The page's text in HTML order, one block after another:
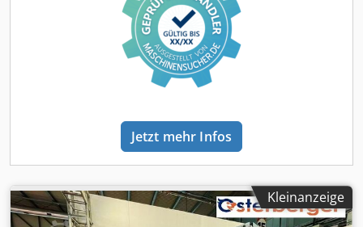
gereinigt und funktionsgeprueft. • Alle Maschinen werden
gekauft wie besichtigt ohne jeglichen Anspruech auf
Gewaehrleistung. Es steht dem Kaeufer frei die Maschinen
am Standort zu besichtigen. • Sondervereinbarungen sind
nur in schriftlicher Form moeglich. (Anfragen beantworten
wir nur unter Angabe Ihrer Adresse + Telefonnummer!)
Jetzt mehr Infos
Kleinanzeige